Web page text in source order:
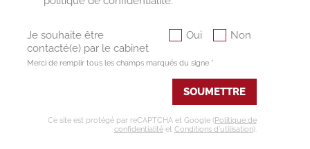
Je souhaite être
contacté(e) par le cabinet
Oui Non
Merci de remplir tous les champs marqués du signe *
SOUMETTRE
Ce site est protégé par reCAPTCHA et Google (Politique de
confidentialitéet Conditions d’utilisation).